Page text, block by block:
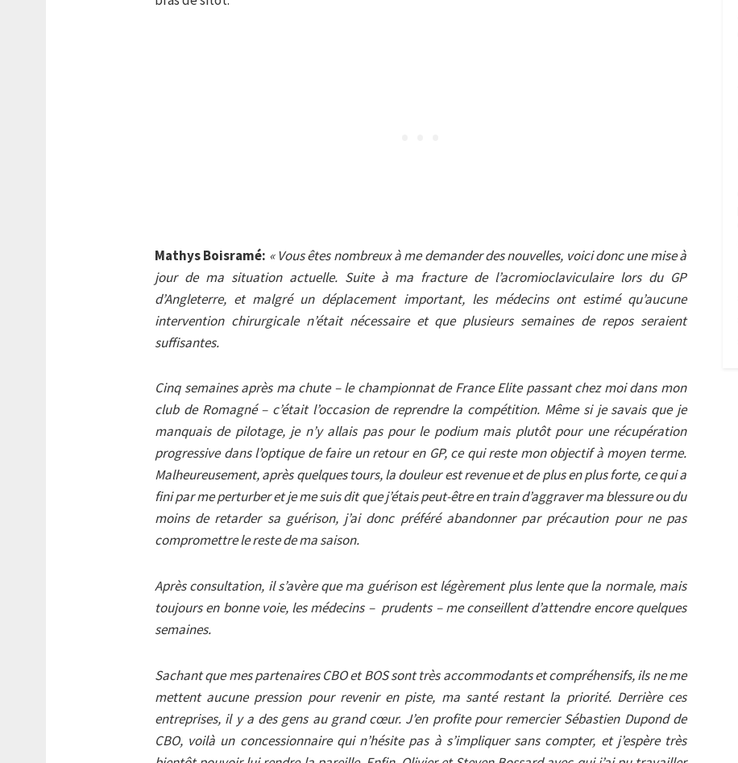
Mathys Boisramé: « Vous êtes nombreux à me demander des nouvelles, voici donc une mise à
jour de ma situation actuelle. Suite à ma fracture de l’acromioclaviculaire lors du GP
d’Angleterre, et malgré un déplacement important, les médecins ont estimé qu’aucune
intervention chirurgicale n’était nécessaire et que plusieurs semaines de repos seraient
suffisantes.
Cinq semaines après ma chute – le championnat de France Elite passant chez moi dans mon
club de Romagné – c’était l’occasion de reprendre la compétition. Même si je savais que je
manquais de pilotage, je n’y allais pas pour le podium mais plutôt pour une récupération
progressive dans l’optique de faire un retour en GP, ce qui reste mon objectif à moyen terme.
Malheureusement, après quelques tours, la douleur est revenue et de plus en plus forte, ce qui a
fini par me perturber et je me suis dit que j’étais peut-être en train d’aggraver ma blessure ou du
moins de retarder sa guérison, j’ai donc préféré abandonner par précaution pour ne pas
compromettre le reste de ma saison.
Après consultation, il s’avère que ma guérison est légèrement plus lente que la normale, mais
toujours en bonne voie, les médecins – prudents – me conseillent d’attendre encore quelques
semaines.
Sachant que mes partenaires CBO et BOS sont très accommodants et compréhensifs, ils ne me
mettent aucune pression pour revenir en piste, ma santé restant la priorité. Derrière ces
entreprises, il y a des gens au grand cœur. J’en profite pour remercier Sébastien Dupond de
CBO, voilà un concessionnaire qui n’hésite pas à s’impliquer sans compter, et j’espère très